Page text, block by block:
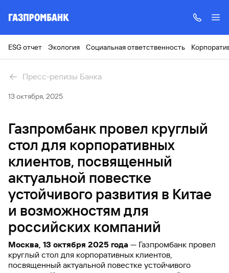
ESG отчет Экология Социальная ответственность
Пресс-релизы Банка
13 октября, 2025
Газпромбанк провел круглый
стол для корпоративных
клиентов, посвященный
актуальной повестке
устойчивого развития в Китае
и возможностям для
российских компаний
Москва, 13 октября 2025 года — Газпромбанк провел
круглый стол для корпоративных клиентов,
посвященный актуальной повестке устойчивого